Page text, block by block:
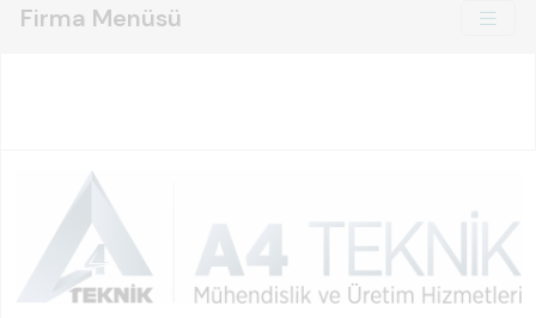
Firma Menüsü